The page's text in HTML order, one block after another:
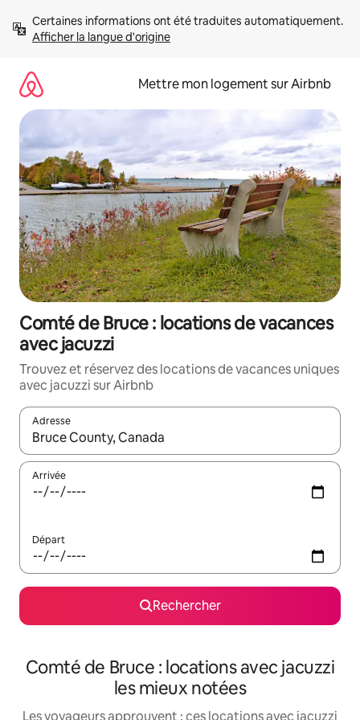
directement
Afficher la langue d'origine
Mettre mon logement sur Airbnb
Comté de Bruce : locations de vacances
avec jacuzzi
Trouvez et réservez des locations de vacances uniques
avec jacuzzi sur Airbnb
Adresse
Lorsque les résultats s'affichent, utilisez les flèches vers le
Arrivée
Départ
Rechercher
Comté de Bruce : locations avec jacuzzi
les mieux notées
Les voyageurs approuvent : ces locations avec jacuzzi